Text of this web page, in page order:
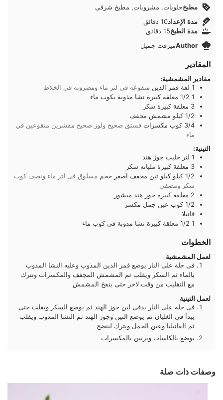
مطبخحلويات, مشروبات, مطبخ شرقى
مدة الإعداد10دقائق
دقائق
مدة الطبخ15دقائق
دقائق
Authorميرفت جميل
المقادير
مقادير المشمشية:
1 لفة قمر الدين منقوعه فى لتر ماء ومضروبه في الخلاط
1 1/2
معلقة كبيرة نشا مذوبة بكوب ماء
3 معلقة كبيرة سكر
1/2 كيلو مشمش مجفف
3/4 كوب مكسرات فستق صحيح ولوز صحيح مقشرين منقوعين في
ماء
التينية:
1 لتر حليب جوز هند
3 معلقة كبيرة مليانه سكر
1/2 كيلوكيلو تبن مجفف اصغر حجم مسلوق فى لتر ماء ونصف كوب
سكر ومصفى
2 معلقة كبيرة جوز هند مبشور
1/2 كوب عبن جمل مكسر
فانيلا
1 1/2
معلقة كبيرة نشا مذوبة فى كوب ماء
الخطوات
لعمل المشمشية
فى حلة على النار يوضع قمر الدين المذوب وعليه النشا المذوب
بالماء ثم السكر ويقلب ثم المشمش المجفف والمكسرات وتترك
مع التقليب من وقت لاخر حتى ينفخ المشمش
لعمل التينية
فى حلة على النار يدفى لبن جوز الهند ثم يوضع السكر ويقلب حتى
يبدأ فى الغليان ثم يوضع التين وجوز الهند ثم النشا المذوب ويقلب
ثم الفانيليا وعين الجمل ويترك لينضج
يوضع بالكاسات ويزيين بالمكسرات
وصفات ذات صلة